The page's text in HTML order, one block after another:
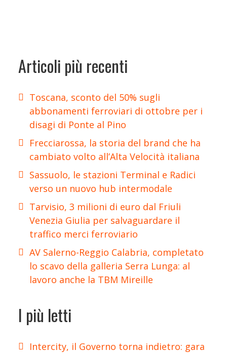
Articoli più recenti
Toscana, sconto del 50% sugli
abbonamenti ferroviari di ottobre per i
disagi di Ponte al Pino
Frecciarossa, la storia del brand che ha
cambiato volto all’Alta Velocità italiana
Sassuolo, le stazioni Terminal e Radici
verso un nuovo hub intermodale
Tarvisio, 3 milioni di euro dal Friuli
Venezia Giulia per salvaguardare il
traffico merci ferroviario
AV Salerno-Reggio Calabria, completato
lo scavo della galleria Serra Lunga: al
lavoro anche la TBM Mireille
I più letti
Intercity, il Governo torna indietro: gara